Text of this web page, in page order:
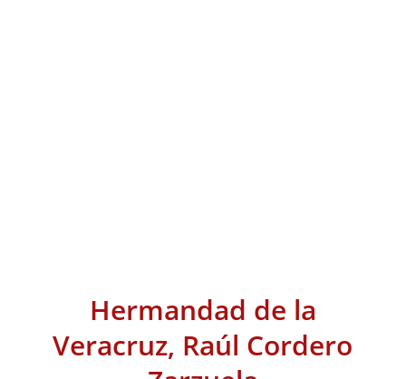
Hermandad de la
Veracruz, Raúl Cordero